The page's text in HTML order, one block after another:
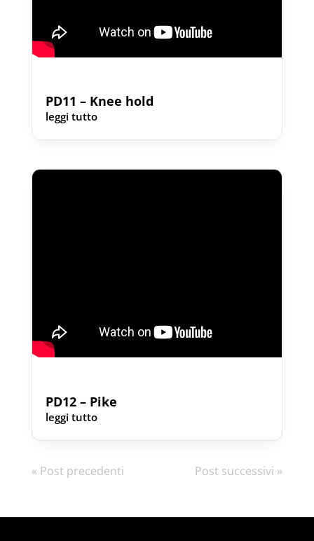
PD11 – Knee hold
leggi tutto
PD12 – Pike
leggi tutto
« Post precedenti Post successivi »